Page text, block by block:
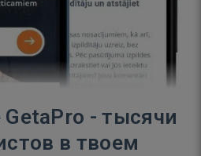
- тысячи
в твоем